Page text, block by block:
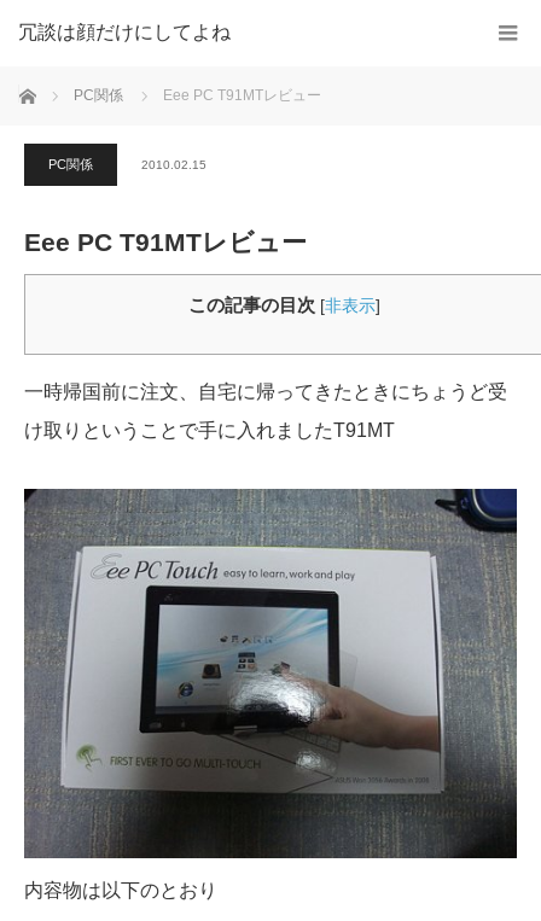
冗談は顔だけにしてよね
ホーム PC関係 Eee PC T91MTレビュー
PC関係 2010.02.15
Eee PC T91MTレビュー
この記事の目次 [非表示]
一時帰国前に注文、自宅に帰ってきたときにちょうど受
け取りということで手に入れましたT91MT
内容物は以下のとおり